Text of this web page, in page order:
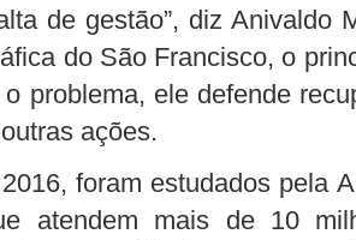
de gestão”, diz Anivaldo
do São Francisco, o
problema, ele defende
ações.
foram estudados pela
atendem mais de 10